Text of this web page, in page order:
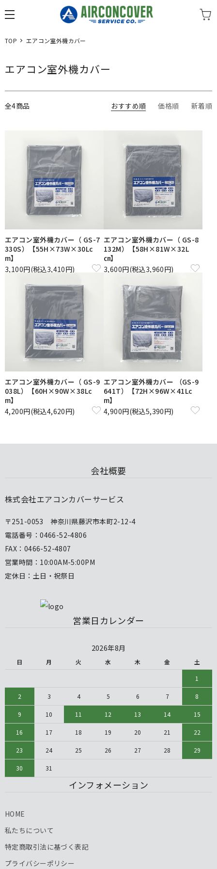
TOP エアコン室外機カバー
エアコン室外機カバー
全4商品 おすすめ順 価格順 新着順
エアコン室外機カバー（ GS-7
330S）【55H×73W×30Lc
m】
3,100円(税込3,410円)
エアコン室外機カバー（ GS-8
132M）【58H×81W×32L
㎝】
3,600円(税込3,960円)
エアコン室外機カバー（ GS-9
038L）【60H×90W×38Lc
m】
4,200円(税込4,620円)
エアコン室外機カバー （GS-9
641T）【72H×96W×41Lc
m】
4,900円(税込5,390円)
会社概要
株式会社エアコンカバーサービス
〒251-0053 神奈川県藤沢市本町2-12-4
電話番号：0466-52-4806
FAX：0466-52-4807
営業時間：10:00AM-5:00PM
定休日：土日・祝祭日
営業日カレンダー
2026年8月
日 月 火 水 木 金
土
1
2 3 4 5 6 7 8
9 10 11 12 13 14 15
16 17 18 19 20 21 22
23 24 25 26 27 28 29
30 31
インフォメーション
HOME
私たちについて
特定商取引法に基づく表記
プライバシーポリシー